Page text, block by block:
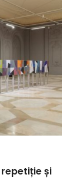
repetiție și